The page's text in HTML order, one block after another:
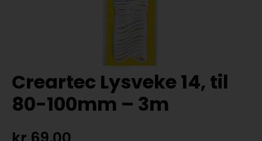
Creartec Lysveke 14, til
80-100mm – 3m